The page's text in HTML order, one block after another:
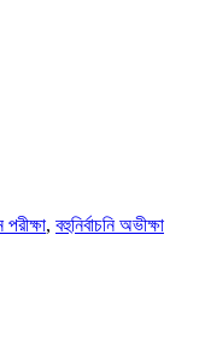
, বহুনির্বাচনি অভীক্ষা